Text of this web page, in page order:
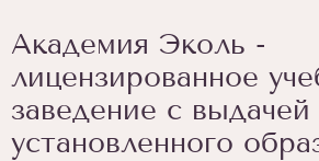
Академия Эколь -
лицензированное
заведение с
установленного